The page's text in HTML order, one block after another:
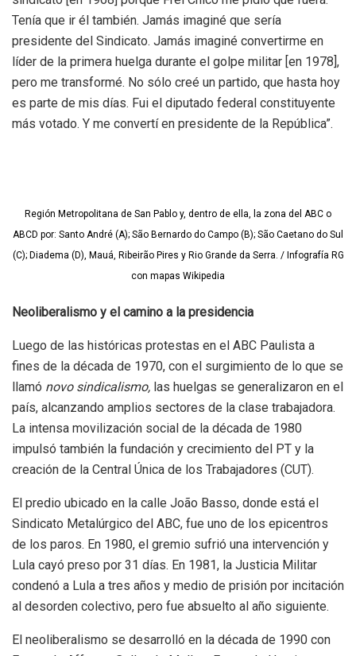
Tenía que ir él también. Jamás imaginé que sería
presidente del Sindicato. Jamás imaginé convertirme en
líder de la primera huelga durante el golpe militar [en 1978],
pero me transformé. No sólo creé un partido, que hasta hoy
es parte de mis días. Fui el diputado federal constituyente
más votado. Y me convertí en presidente de la República”.
Región Metropolitana de San Pablo y, dentro de ella, la zona del ABC o
ABCD por: Santo André (A); São Bernardo do Campo (B); São Caetano do Sul
(C); Diadema (D), Mauá, Ribeirão Pires y Rio Grande da Serra. / Infografía RG
con mapas Wikipedia
Neoliberalismo y el camino a la presidencia
Luego de las históricas protestas en el ABC Paulista a
fines de la década de 1970, con el surgimiento de lo que se
llamó novo sindicalismo, las huelgas se generalizaron en el
país, alcanzando amplios sectores de la clase trabajadora.
La intensa movilización social de la década de 1980
impulsó también la fundación y crecimiento del PT y la
creación de la Central Única de los Trabajadores (CUT).
El predio ubicado en la calle João Basso, donde está el
Sindicato Metalúrgico del ABC, fue uno de los epicentros
de los paros. En 1980, el gremio sufrió una intervención y
Lula cayó preso por 31 días. En 1981, la Justicia Militar
condenó a Lula a tres años y medio de prisión por incitación
al desorden colectivo, pero fue absuelto al año siguiente.
El neoliberalismo se desarrolló en la década de 1990 con